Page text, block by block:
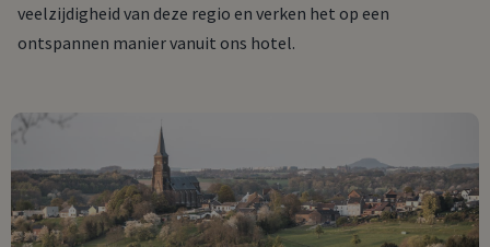
veelzijdigheid van deze regio en verken het op een
ontspannen manier vanuit ons hotel.